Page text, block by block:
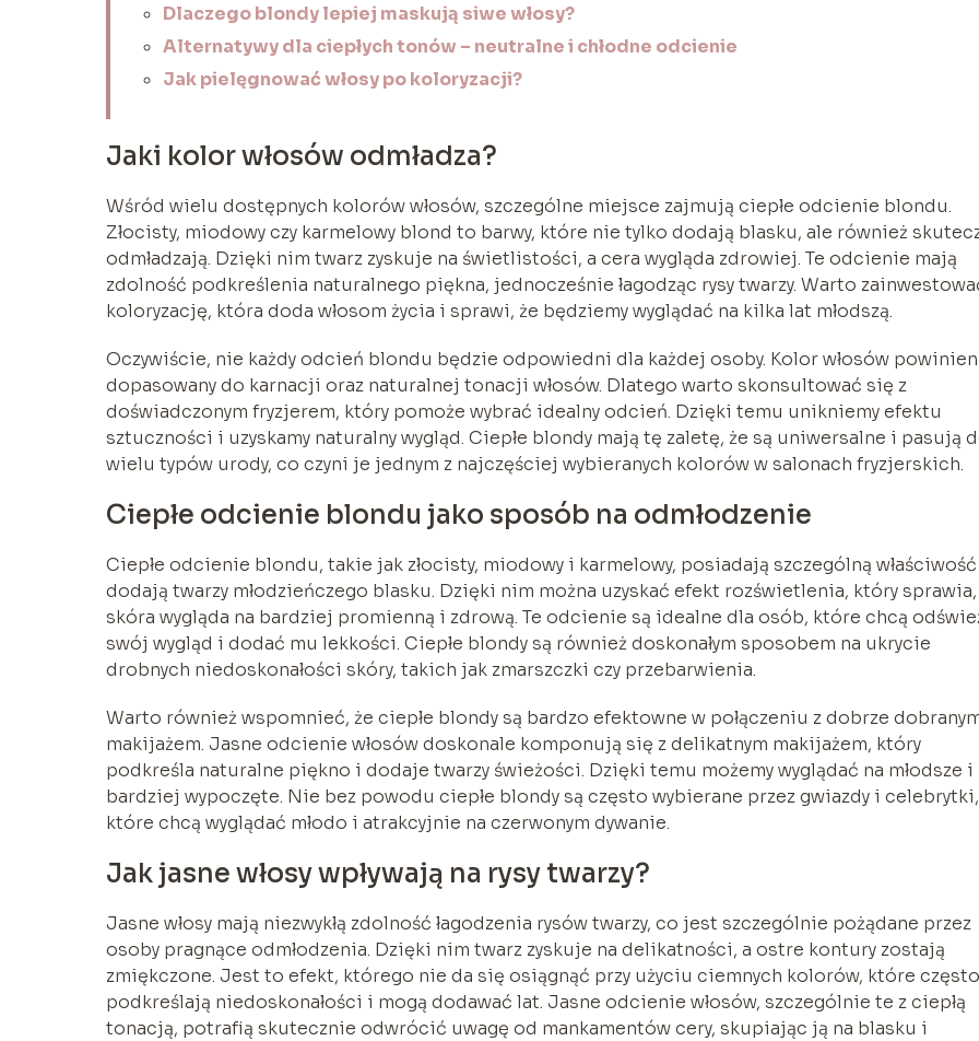
Dlaczego blondy lepiej maskują siwe włosy?
Alternatywy dla ciepłych tonów – neutralne i chłodne odcienie
Jak pielęgnować włosy po koloryzacji?
Jaki kolor włosów odmładza?
Wśród wielu dostępnych kolorów włosów, szczególne miejsce zajmują ciepłe odcienie blondu.
Złocisty, miodowy czy karmelowy blond to barwy, które nie tylko dodają blasku, ale również
odmładzają. Dzięki nim twarz zyskuje na świetlistości, a cera wygląda zdrowiej. Te odcienie mają
zdolność podkreślenia naturalnego piękna, jednocześnie łagodząc rysy twarzy. Warto
koloryzację, która doda włosom życia i sprawi, że będziemy wyglądać na kilka lat młodszą.
Oczywiście, nie każdy odcień blondu będzie odpowiedni dla każdej osoby. Kolor włosów
dopasowany do karnacji oraz naturalnej tonacji włosów. Dlatego warto skonsultować się z
doświadczonym fryzjerem, który pomoże wybrać idealny odcień. Dzięki temu unikniemy efektu
sztuczności i uzyskamy naturalny wygląd. Ciepłe blondy mają tę zaletę, że są uniwersalne i pasują
wielu typów urody, co czyni je jednym z najczęściej wybieranych kolorów w salonach fryzjerskich.
Ciepłe odcienie blondu jako sposób na odmłodzenie
Ciepłe odcienie blondu, takie jak złocisty, miodowy i karmelowy, posiadają szczególną
dodają twarzy młodzieńczego blasku. Dzięki nim można uzyskać efekt rozświetlenia, który sprawia,
skóra wygląda na bardziej promienną i zdrową. Te odcienie są idealne dla osób, które chcą
swój wygląd i dodać mu lekkości. Ciepłe blondy są również doskonałym sposobem na ukrycie
drobnych niedoskonałości skóry, takich jak zmarszczki czy przebarwienia.
Warto również wspomnieć, że ciepłe blondy są bardzo efektowne w połączeniu z dobrze
makijażem. Jasne odcienie włosów doskonale komponują się z delikatnym makijażem, który
podkreśla naturalne piękno i dodaje twarzy świeżości. Dzięki temu możemy wyglądać na młodsze i
bardziej wypoczęte. Nie bez powodu ciepłe blondy są często wybierane przez gwiazdy i celebrytki,
które chcą wyglądać młodo i atrakcyjnie na czerwonym dywanie.
Jak jasne włosy wpływają na rysy twarzy?
Jasne włosy mają niezwykłą zdolność łagodzenia rysów twarzy, co jest szczególnie pożądane przez
osoby pragnące odmłodzenia. Dzięki nim twarz zyskuje na delikatności, a ostre kontury zostają
zmiękczone. Jest to efekt, którego nie da się osiągnąć przy użyciu ciemnych kolorów, które często
podkreślają niedoskonałości i mogą dodawać lat. Jasne odcienie włosów, szczególnie te z ciepłą
tonacją, potrafią skutecznie odwrócić uwagę od mankamentów cery, skupiając ją na blasku i